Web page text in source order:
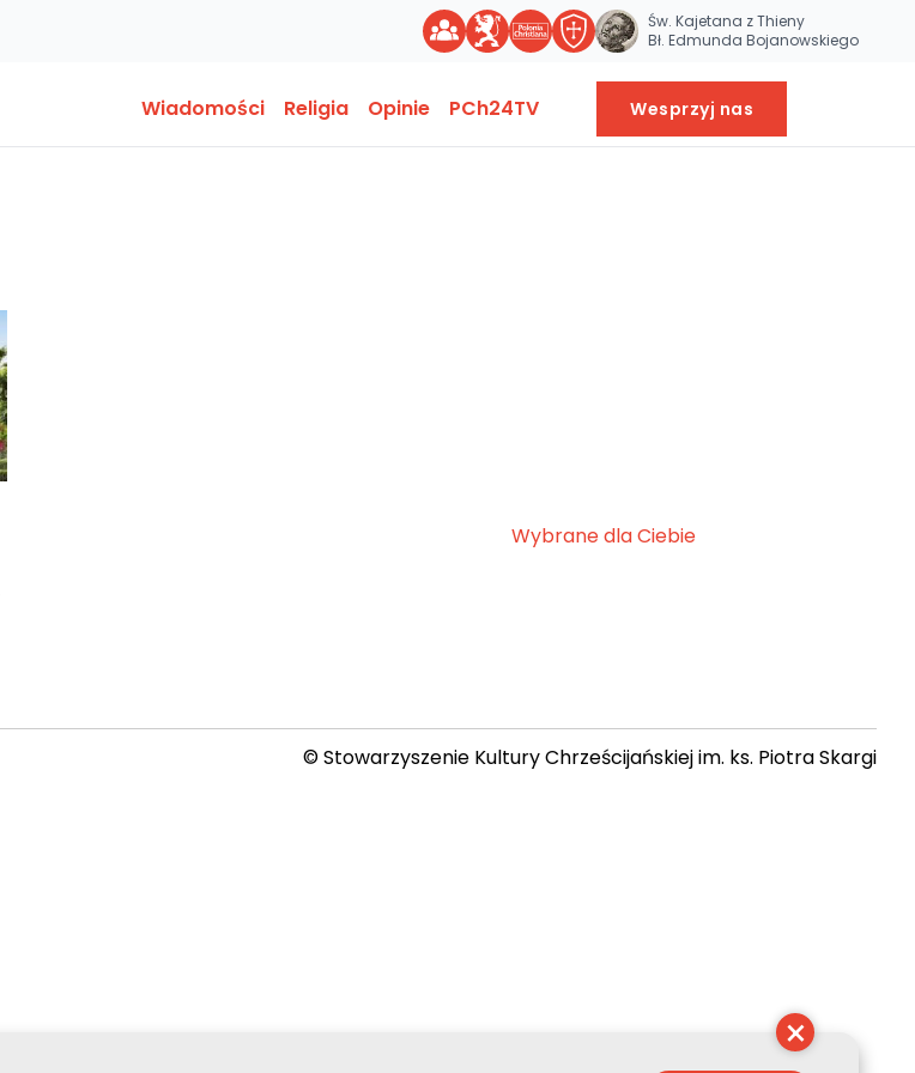
Św. Kajetana z Thieny
Bł. Edmunda Bojanowskiego
Wiadomości Religia Opinie PCh24TV Wesprzyj nas
Wybrane dla Ciebie
© Stowarzyszenie Kultury Chrześcijańskiej im. ks. Piotra Skargi
×